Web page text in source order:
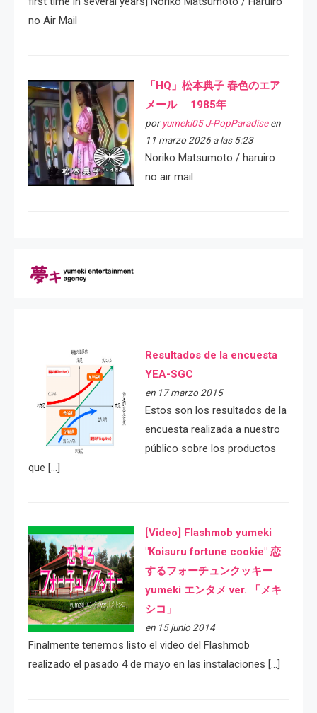
no Air Mail
「HQ」松本典子 春色のエア
メール 1985年
por yumeki05 J-PopParadiseen
11 marzo 2026 a las 5:23
Noriko Matsumoto / haruiro
no air mail
Resultados de la encuesta
YEA-SGC
en 17 marzo 2015
Estos son los resultados de la
encuesta realizada a nuestro
público sobre los productos
que […]
[Video] Flashmob yumeki
"Koisuru fortune cookie" 恋
するフォーチュンクッキー
yumeki エンタメ ver. 「メキ
シコ」
en 15 junio 2014
Finalmente tenemos listo el video del Flashmob
realizado el pasado 4 de mayo en las instalaciones […]